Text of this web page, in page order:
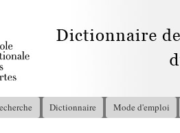
Dictionnaire Mode d'emploi